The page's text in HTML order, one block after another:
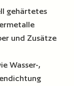
gehärtetes
und Zusätze
Wasser-,